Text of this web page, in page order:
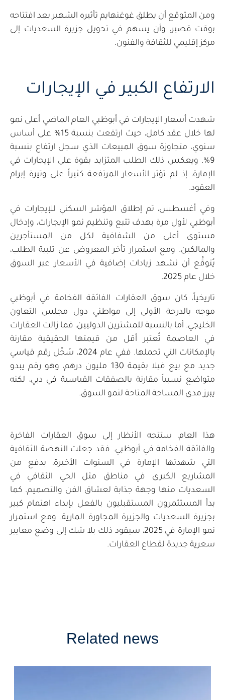
ومن المتوقع أن يطلق غوغنهايم تأثيره الشهير بعد افتتاحه
بوقت قصير، وأن يسهم في تحويل جزيرة السعديات إلى
مركز إقليمي للثقافة والفنون.
الارتفاع الكبير في الإيجارات
شهدت أسعار الإيجارات في أبوظبي العام الماضي أعلى نمو
لها خلال عقد كامل، حيث ارتفعت بنسبة 15% على أساس
سنوي، متجاوزة سوق المبيعات الذي سجل ارتفاع بنسبة
9%. ويعكس ذلك الطلب المتزايد بقوة على الإيجارات في
الإمارة، إذ لم تؤثر الأسعار المرتفعة كثيراً على وتيرة إبرام
العقود.
وفي أغسطس، تم إطلاق المؤشر السكني للإيجارات في
أبوظبي لأول مرة بهدف تتبع وتنظيم نمو الإيجارات، وإدخال
مستوى أعلى من الشفافية لكل من المستأجرين
والمالكين. ومع استمرار تأخر المعروض عن تلبية الطلب،
يُتوقَّع أن نشهد زيادات إضافية في الأسعار عبر السوق
خلال عام 2025.
تاريخياً، كان سوق العقارات الفائقة الفخامة في أبوظبي
موجه بالدرجة الأولى إلى مواطني دول مجلس التعاون
الخليجي. أما بالنسبة للمشترين الدوليين، فما زالت العقارات
في العاصمة تُعتبر أقل من قيمتها الحقيقية مقارنة
بالإمكانات التي تحملها. ففي عام 2024، سُجِّل رقم قياسي
جديد مع بيع فيلا بقيمة 130 مليون درهم، وهو رقم يبدو
متواضع نسبياً مقارنة بالصفقات القياسية في دبي، لكنه
يبرز مدى المساحة المتاحة لنمو السوق.
هذا العام، ستتجه الأنظار إلى سوق العقارات الفاخرة
والفائقة الفخامة في أبوظبي. فقد جعلت النهضة الثقافية
التي شهدتها الإمارة في السنوات الأخيرة، بدفع من
المشاريع الكبرى في مناطق مثل الحي الثقافي في
السعديات منها وجهة جذابة لعشاق الفن والتصميم. كما
بدأ المستثمرون المستقبليون بالفعل بإبداء اهتمام كبير
بجزيرة السعديات والجزيرة المجاورة المارية. ومع استمرار
نمو الإمارة في 2025، سيقود ذلك بلا شك إلى وضع معايير
سعرية جديدة لقطاع العقارات.
Related news